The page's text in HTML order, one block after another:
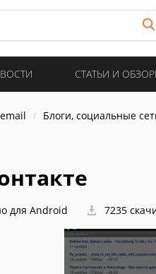
СТАТЬИ И
Блоги, социальные
для Android 7235